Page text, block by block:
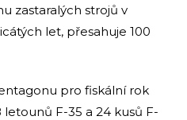
zastaralých strojů v
let, přesahuje 100
pro fiskální rok
F-35 a 24 kusů F-